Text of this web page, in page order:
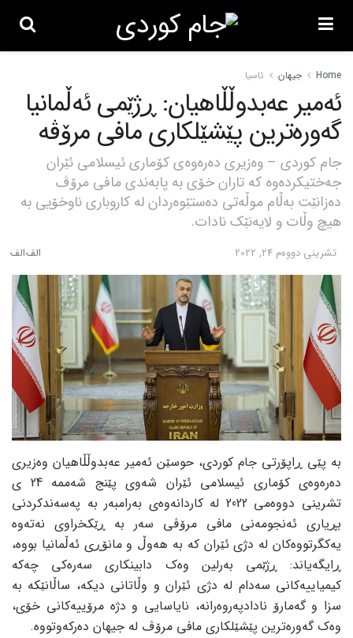
Home جیهان ئاسیا
ئەمیر عەبدوڵڵاهیان: ڕژێمی ئەڵمانیا
گەورەترین پێشێلکاری مافی مرۆڤە
جام کوردی – وەزیری دەرەوەی کۆماری ئیسلامی ئێران
جەختیکردەوە کە تاران خۆی بە پابەندی مافی مرۆڤ
دەزانێت بەڵام موڵەتی دەستێوەردان لە کاروباری ناوخۆیی بە
هیچ وڵات و لایەنێک نادات.
تشرینی دووه‌م 24, 2022
بە پێی ڕاپۆرتی جام کوردی، حوسێن ئەمیر عەبدوڵڵاهیان وەزیری
دەرەوەی کۆماری ئیسلامی ئێران شەوی پێنج شەممە 24 ی
تشرینی دووەمی 2022 لە کاردانەوەی بەرامبەر بە پەسەندکردنی
بڕیاری ئەنجومەنی مافی مرۆڤی سەر بە ڕێکخراوی نەتەوە
یەکگرتووەکان لە دژی ئێران کە بە هەوڵ و مانۆڕی ئەڵمانیا بووە،
ڕایگەیاند: ڕژێمی بەرلین وەک دابینکاری سەرەکی چەکە
کیمیاییەکانی سەدام لە دژی ئێران و وڵاتانی دیکە، ساڵانێکە بە
سزا و گەمارۆ نادادپەروەرانە، نایاسایی و دژە مرۆییەکانی خۆی،
وەک گەورەترین پێشێلکاری مافی مرۆڤ لە جیهان دەرکەوتووە.